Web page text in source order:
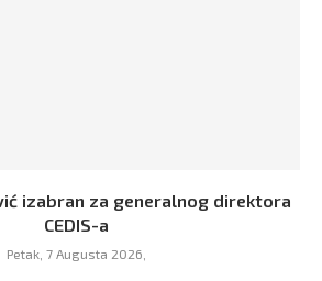
izabran za generalnog direktora
CEDIS-a
Petak, 7 Augusta 2026,